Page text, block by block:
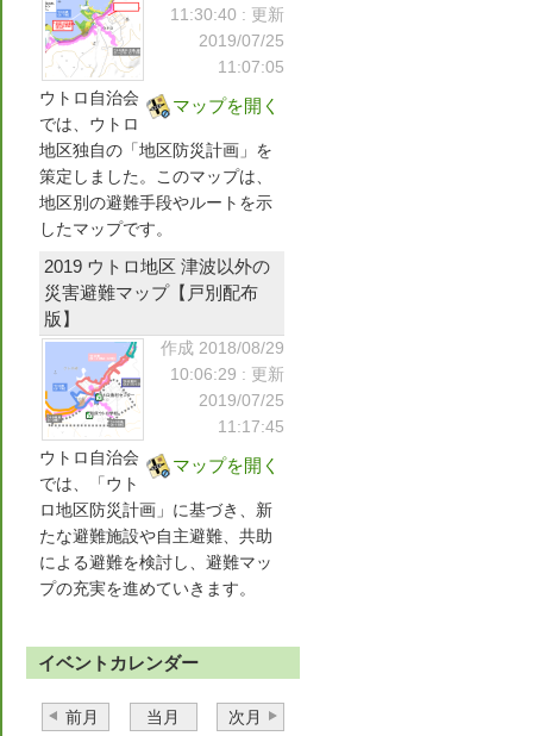
11:30:40 : 更新
2019/07/25
11:07:05
マップを開く
ウトロ自治会
では、ウトロ
地区独自の「地区防災計画」を
策定しました。このマップは、
地区別の避難手段やルートを示
したマップです。
2019 ウトロ地区 津波以外の
災害避難マップ【戸別配布
版】
作成 2018/08/29
10:06:29 : 更新
2019/07/25
11:17:45
マップを開く
ウトロ自治会
では、「ウト
ロ地区防災計画」に基づき、新
たな避難施設や自主避難、共助
による避難を検討し、避難マッ
プの充実を進めていきます。
イベントカレンダー
前月 当月 次月